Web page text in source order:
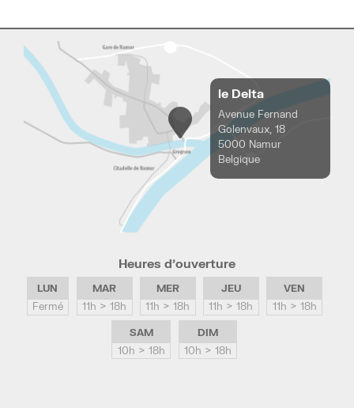
le Delta
Avenue Fernand
Golenvaux, 18
5000 Namur
Belgique
Heures d’ouverture
LUN
Fermé
MAR
11h > 18h
MER
11h > 18h
JEU
11h > 18h
VEN
11h > 18h
SAM
10h > 18h
DIM
10h > 18h